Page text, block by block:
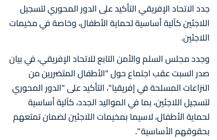
جدد الاتحاد الإفريقي التأكيد على الدور المحوري لتسجيل
اللاجئين كآلية أساسية لحماية الأطفال، وخاصة في مخيمات
اللاجئين.
وجدد مجلس السلم والأمن التابع للاتحاد الإفريقي، في بيان
صدر السبت عقب اجتماع حول "الأطفال المتضررين من
النزاعات المسلحة في إفريقيا"، التأكيد على "الدور المحوري
لتسجيل اللاجئين، بما في المواليد الجدد، كآلية أساسية
لحماية الأطفال، لاسيما بمخيمات اللاجئين لضمان تمتعهم
بحقوقهم الأساسية ".